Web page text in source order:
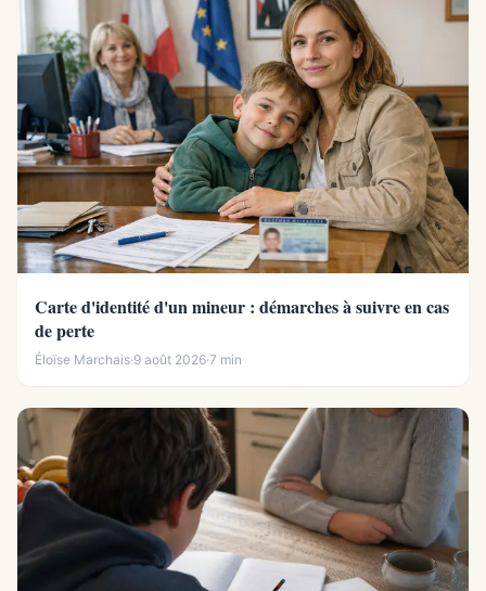
Carte d'identité d'un mineur : démarches à suivre en cas
de perte
Éloïse Marchais·9 août 2026·7 min